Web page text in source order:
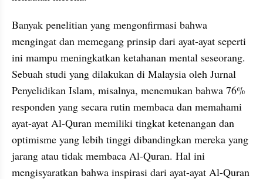
Banyak penelitian yang mengonfirmasi bahwa
mengingat dan memegang prinsip dari ayat-ayat seperti
ini mampu meningkatkan ketahanan mental seseorang.
Sebuah studi yang dilakukan di Malaysia oleh Jurnal
Penyelidikan Islam, misalnya, menemukan bahwa 76%
responden yang secara rutin membaca dan memahami
ayat-ayat Al-Quran memiliki tingkat ketenangan dan
optimisme yang lebih tinggi dibandingkan mereka yang
jarang atau tidak membaca Al-Quran. Hal ini
mengisyaratkan bahwa inspirasi dari ayat-ayat Al-Quran